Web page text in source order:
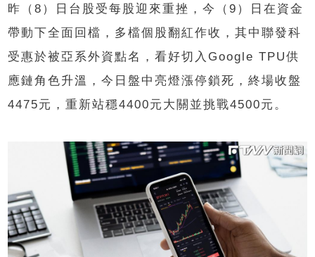
昨（8）日台股受每股迎來重挫，今（9）日在資金
帶動下全面回檔，多檔個股翻紅作收，其中聯發科
受惠於被亞系外資點名，看好切入Google TPU供
應鏈角色升溫，今日盤中亮燈漲停鎖死，終場收盤
4475元，重新站穩4400元大關並挑戰4500元。